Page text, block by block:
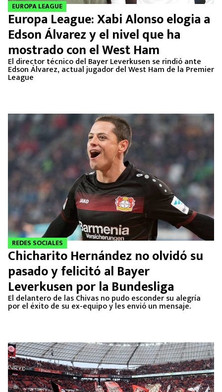
EUROPA LEAGUE
Europa League: Xabi Alonso elogia a
Edson Álvarez y el nivel que ha
mostrado con el West Ham
El director técnico del Bayer Leverkusen se rindió ante
Edson Álvarez, actual jugador del West Ham de la Premier
League
REDES SOCIALES
Chicharito Hernández no olvidó su
pasado y felicitó al Bayer
Leverkusen por la Bundesliga
El delantero de las Chivas no pudo esconder su alegría
por el éxito de su ex-equipo y les envió un mensaje.